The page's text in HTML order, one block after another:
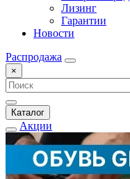
Лизинг
Гарантии
Новости
Распродажа
×
Каталог
Акции